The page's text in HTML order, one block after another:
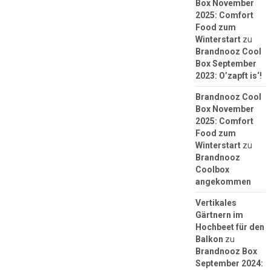
Box November
2025: Comfort
Food zum
Winterstartzu
Brandnooz Cool
Box September
2023: O’zapft is‘!
Brandnooz Cool
Box November
2025: Comfort
Food zum
Winterstartzu
Brandnooz
Coolbox
angekommen
Vertikales
Gärtnern im
Hochbeet für den
Balkon zu
Brandnooz Box
September 2024: